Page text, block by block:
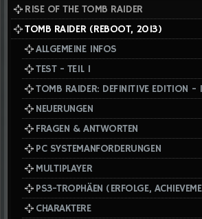
RISE OF THE TOMB RAIDER
TOMB RAIDER (REBOOT, 2013)
ALLGEMEINE INFOS
TEST - TEIL I
TOMB RAIDER: DEFINITIVE EDITION -
NEUERUNGEN
FRAGEN & ANTWORTEN
PC SYSTEMANFORDERUNGEN
MULTIPLAYER
PS3-TROPHÄEN (ERFOLGE,
CHARAKTERE